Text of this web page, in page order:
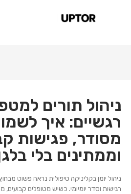
ניהול תורים
רגשיים: איך
מסודר, פגישות
וממתינים בלי
ניהול יומן בקליניקה טיפולית נראה פשוט
רגישות וסדר יומיומי. כשיש מטופלים קבועים,